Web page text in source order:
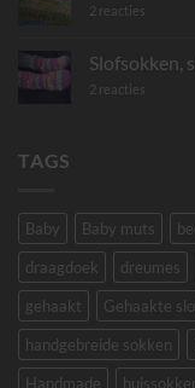
2 reacties
Slofsokken,
2 reacties
TAGS
Baby Baby muts
draagdoek
dreumes
gehaakt
Gehaakte
handgebreide sokken
Handmade